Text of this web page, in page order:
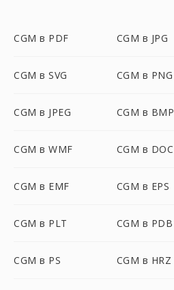
CGM в PDF CGM в JPG
CGM в SVG CGM в PNG
CGM в JPEG CGM в BMP
CGM в WMF CGM в DOC
CGM в EMF CGM в EPS
CGM в PLT CGM в PDB
CGM в PS CGM в HRZ